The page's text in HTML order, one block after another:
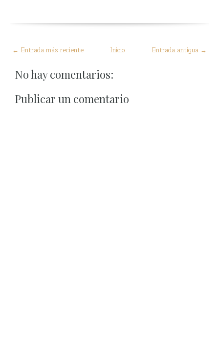
← Entrada más reciente Entrada antigua →
Inicio
No hay comentarios:
Publicar un comentario